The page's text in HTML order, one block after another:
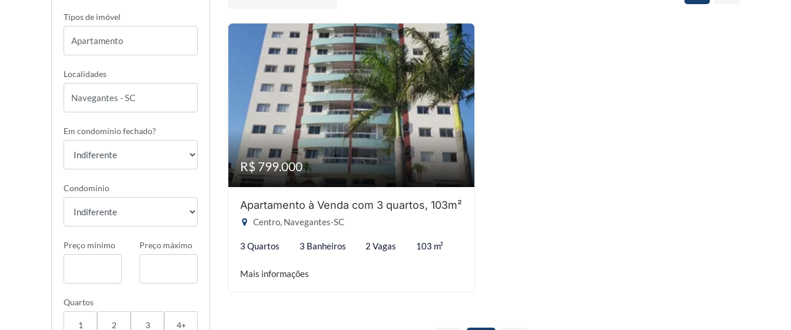
Tipos de imóvel
Localidades
Em condomínio fechado?
Condomínio
Preço mínimo Preço máximo
Quartos
1 2 3 4+
R$ 799.000
Apartamento à Venda com 3 quartos, 103m²
Centro, Navegantes-SC
3 Quartos 3 Banheiros 2 Vagas 103 m²
Mais informações